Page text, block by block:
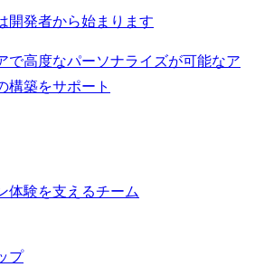
開発者から始まります
で高度なパーソナライズが可能なア
構築をサポート
体験を支えるチーム
プ